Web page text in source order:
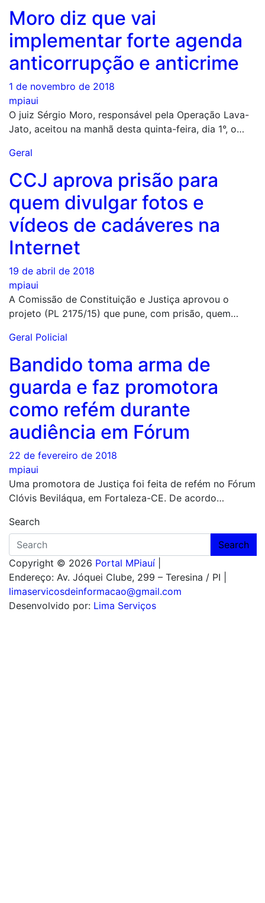
Moro diz que vai
implementar forte agenda
anticorrupção e anticrime
1 de novembro de 2018
mpiaui
O juiz Sérgio Moro, responsável pela Operação Lava-
Jato, aceitou na manhã desta quinta-feira, dia 1°, o…
Geral
CCJ aprova prisão para
quem divulgar fotos e
vídeos de cadáveres na
Internet
19 de abril de 2018
mpiaui
A Comissão de Constituição e Justiça aprovou o
projeto (PL 2175/15) que pune, com prisão, quem…
Geral Policial
Bandido toma arma de
guarda e faz promotora
como refém durante
audiência em Fórum
22 de fevereiro de 2018
mpiaui
Uma promotora de Justiça foi feita de refém no Fórum
Clóvis Beviláqua, em Fortaleza-CE. De acordo…
Search
Search
Copyright © 2026 Portal MPiauí
Endereço: Av. Jóquei Clube, 299 – Teresina / PI
limaservicosdeinformacao@gmail.com
Desenvolvido por: Lima Serviços